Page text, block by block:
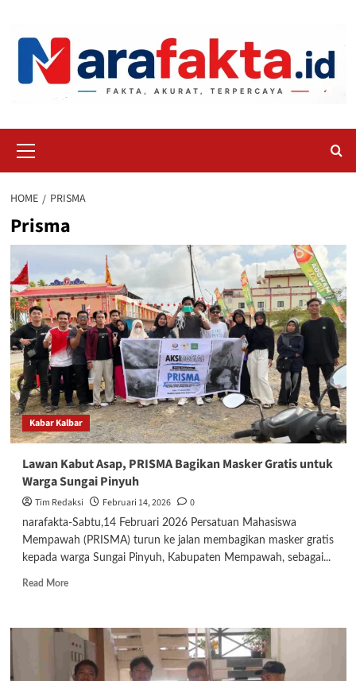
content
Menu
HOME PRISMA
Prisma
Kabar Kalbar
Lawan Kabut Asap, PRISMA Bagikan Masker Gratis untuk
Warga Sungai Pinyuh
Tim Redaksi Februari 14, 2026 0
narafakta-Sabtu,14 Februari 2026 Persatuan Mahasiswa
Mempawah (PRISMA) turun ke jalan membagikan masker gratis
kepada warga Sungai Pinyuh, Kabupaten Mempawah, sebagai...
Read MoreRead
Lawan
Kabut
Asap,
PRISMA